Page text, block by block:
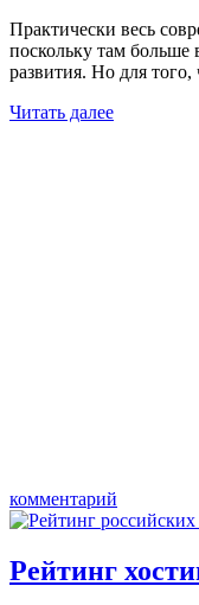
Практически весь
поскольку там
развития. Но для
Читать далее
комментарий
Рейтинг